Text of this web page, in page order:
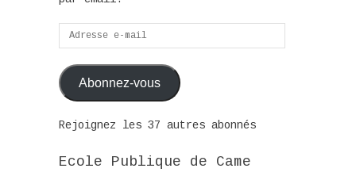
Adresse
e-
mail
Abonnez-vous
Rejoignez les 37 autres abonnés
Ecole Publique de Came